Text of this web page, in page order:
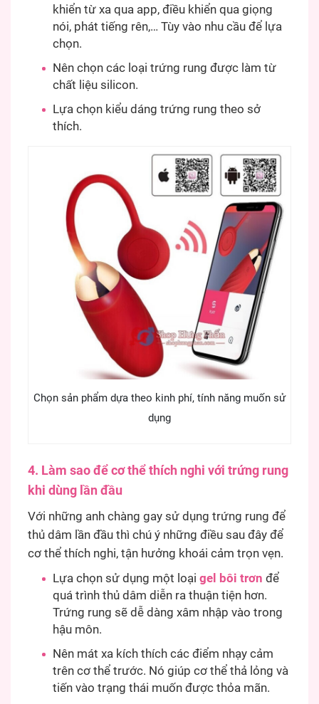
khiển từ xa qua app, điều khiển qua giọng
nói, phát tiếng rên,… Tùy vào nhu cầu để lựa
chọn.
Nên chọn các loại trứng rung được làm từ
chất liệu silicon.
Lựa chọn kiểu dáng trứng rung theo sở
thích.
Chọn sản phẩm dựa theo kinh phí, tính năng muốn sử
dụng
4. Làm sao để cơ thể thích nghi với trứng rung
khi dùng lần đầu
Với những anh chàng gay sử dụng trứng rung để
thủ dâm lần đầu thì chú ý những điều sau đây để
cơ thể thích nghi, tận hưởng khoái cảm trọn vẹn.
Lựa chọn sử dụng một loại gel bôi trơn để
quá trình thủ dâm diễn ra thuận tiện hơn.
Trứng rung sẽ dễ dàng xâm nhập vào trong
hậu môn.
Nên mát xa kích thích các điểm nhạy cảm
trên cơ thể trước. Nó giúp cơ thể thả lỏng và
tiến vào trạng thái muốn được thỏa mãn.